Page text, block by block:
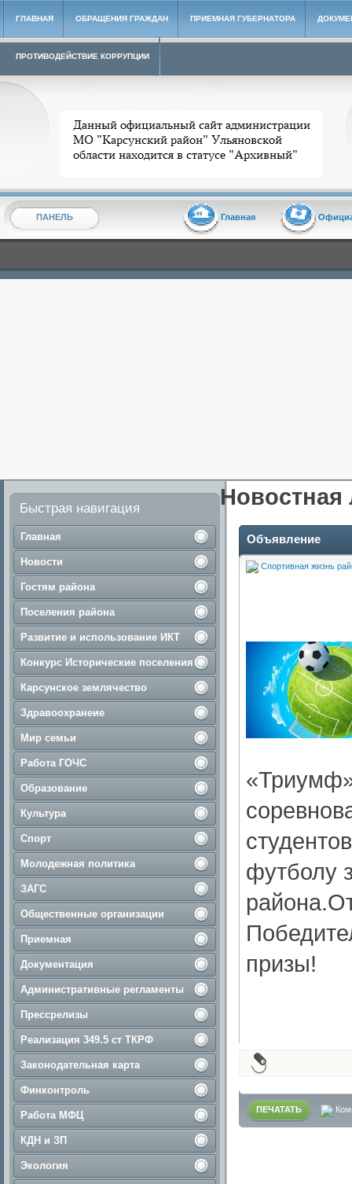
ГЛАВНАЯ ОБРАЩЕНИЯ ГРАЖДАН ПРИЕМНАЯ ГУБЕРНАТОРА
ПРОТИВОДЕЙСТВИЕ КОРРУПЦИИ
Архивный сайт администрации МО "Карсунский район"
ПАНЕЛЬ Главная
Быстрая навигация
Главная
Новости
Гостям района
Поселения района
Развитие и использование ИКТ
Конкурс Исторические поселения
Карсунское землячество
Здравоохранеие
Мир семьи
Работа ГОЧС
Образование
Культура
Спорт
Молодежная политика
ЗАГС
Общественные организации
Приемная
Документация
Административные регламенты
Прессрелизы
Реализация 349.5 ст ТКРФ
Законодательная карта
Финконтроль
Работа МФЦ
КДН и ЗП
Экология
Новостная
Объявление
Спортивная жизнь
футболу
призы!
ПЕЧАТАТЬ